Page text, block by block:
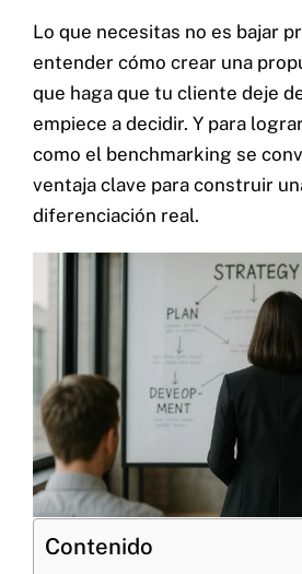
Lo que necesitas no es bajar
entender cómo crear una
que haga que tu cliente deje
empiece a decidir. Y para
como el benchmarking se
ventaja clave para construir
diferenciación real.
Contenido
Home
Servicios
Proyectos
Nosotros